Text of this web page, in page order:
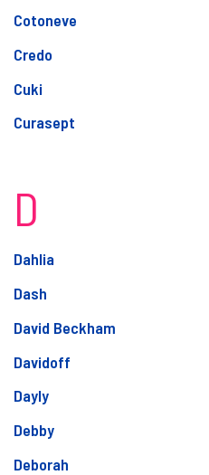
Cotoneve
Credo
Cuki
Curasept
D
Dahlia
Dash
David Beckham
Davidoff
Dayly
Debby
Deborah